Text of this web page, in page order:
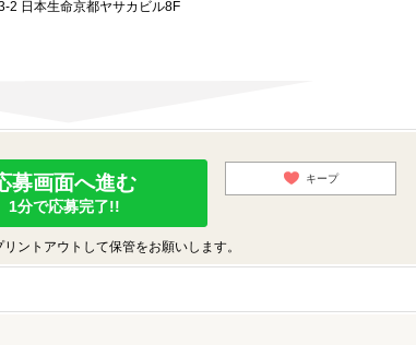
2 日本生命京都ヤサカビル8F
募画面へ進む
1分で応募完了!!
キープ
ントアウトして保管をお願いします。